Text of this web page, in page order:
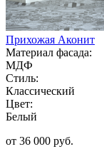
Прихожая Аконит
Материал фасада:
МДФ
Стиль:
Классический
Цвет:
Белый
от 36 000 руб.